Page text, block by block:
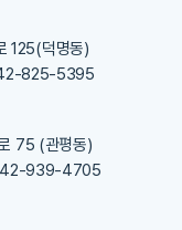
해
주
125(덕명동)
825-5395
75 (관평동)
939-4705